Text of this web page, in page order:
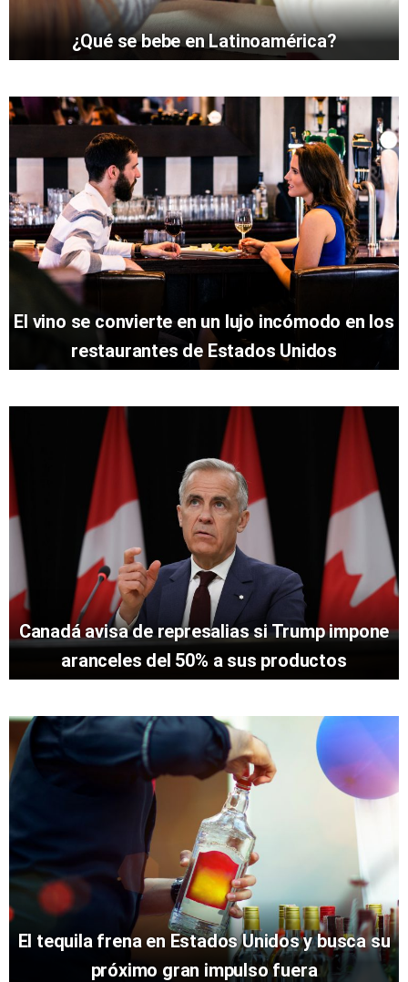
¿Qué se bebe en Latinoamérica?
El vino se convierte en un lujo incómodo en los
restaurantes de Estados Unidos
Canadá avisa de represalias si Trump impone
aranceles del 50% a sus productos
El tequila frena en Estados Unidos y busca su
próximo gran impulso fuera